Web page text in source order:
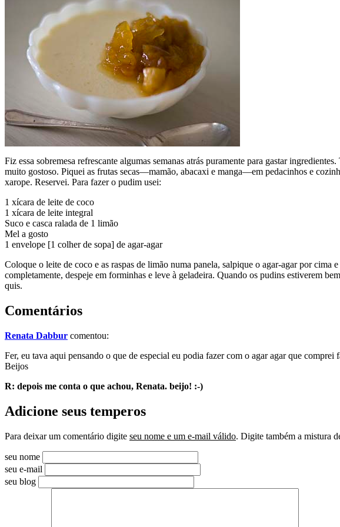
Fiz essa sobremesa refrescante algumas semanas atrás puramente para gastar
muito gostoso. Piquei as frutas secas—mamão, abacaxi e manga—em pedacinhos e
xarope. Reservei. Para fazer o pudim usei:
1 xícara de leite de coco
1 xícara de leite integral
Suco e casca ralada de 1 limão
Mel a gosto
1 envelope [1 colher de sopa] de agar-agar
Coloque o leite de coco e as raspas de limão numa panela, salpique o agar-agar por
completamente, despeje em forminhas e leve à geladeira. Quando os pudins estiverem
quis.
Comentários
Renata Dabbur comentou:
Fer, eu tava aqui pensando o que de especial eu podia fazer com o agar agar que
Beijos
R: depois me conta o que achou, Renata. beijo! :-)
Adicione seus temperos
Para deixar um comentário digite seu nome e um e-mail válido. Digite também a mistura
seu nome
seu e-mail
seu blog